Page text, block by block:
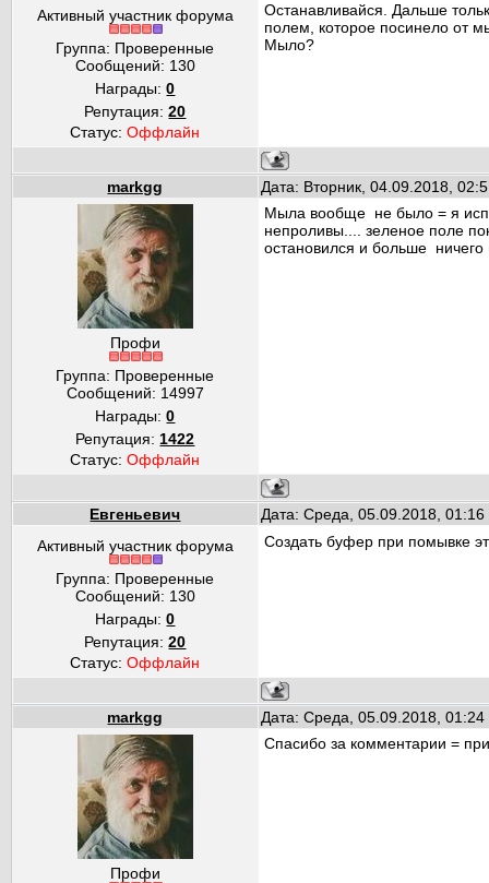
Активный участник форума
Группа: Проверенные
Сообщений: 130
Награды:0
Репутация:20
Статус:Оффлайн
Останавливайся. Дальше
полем, которое посинело от
Мыло?
markgg Дата: Вторник, 04.09.2018,
Профи
Группа: Проверенные
Сообщений: 14997
Награды:0
Репутация: 1422
Статус:Оффлайн
Мыла вообще не было = я
непроливы.... зеленое поле
остановился и больше
Евгеньевич
Дата: Среда, 05.09.2018,
Активный участник форума
Группа: Проверенные
Сообщений: 130
Награды:0
Репутация:20
Статус:Оффлайн
Создать буфер при помывке
markgg Дата: Среда, 05.09.2018,
Профи
Спасибо за комментарии =